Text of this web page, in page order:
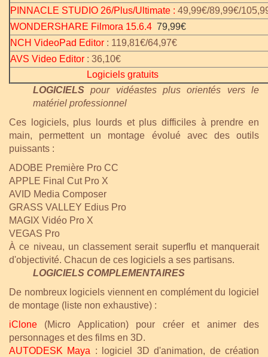
PINNACLE STUDIO 26/Plus/Ultimate : 49,99€/89,99€/
WONDERSHARE Filmora 15.6.4 79,99€
NCH VideoPad Editor : 119,81€/64,97€
AVS Video Editor : 36,10€
Logiciels gratuits
LOGICIELS
pour vidéastes plus orientés vers le
matériel professionnel
Ces logiciels, plus lourds et plus difficiles à prendre en
main, permettent un montage évolué avec des outils
puissants :
ADOBE Première Pro CC
APPLE Final Cut Pro X
AVID Media Composer
GRASS VALLEY Edius Pro
MAGIX Vidéo Pro X
VEGAS Pro
À ce niveau, un classement serait superflu et manquerait
d'objectivité. Chacun de ces logiciels a ses partisans.
LOGICIELS COMPLEMENTAIRES
De nombreux logiciels viennent en complément du logiciel
de montage (liste non exhaustive) :
iClone (Micro Application) pour créer et animer des
personnages et des films en 3D.
AUTODESK Maya : logiciel 3D d'animation, de création